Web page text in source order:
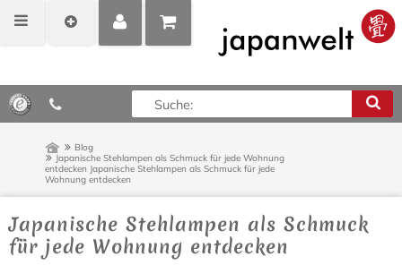
MEIN
POSITIONEN
ANZEIGEN
0,00 €*
Blog
Japanische Stehlampen als Schmuck für jede Wohnung
entdecken Japanische Stehlampen als Schmuck für jede
Wohnung entdecken
Japanische Stehlampen als Schmuck
für jede Wohnung entdecken